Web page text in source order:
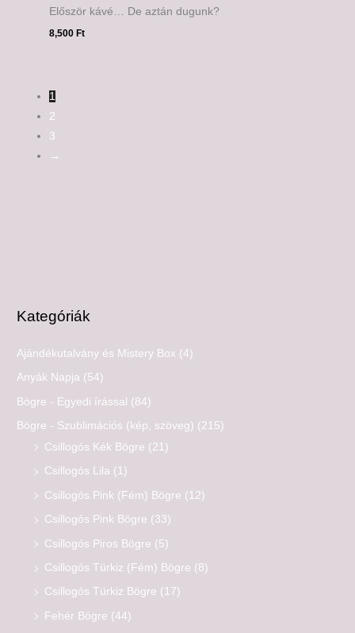
Kategóriák
Ajándékutalvány és Mistery Box (4)
Anyák Napja (54)
Bögre - Egyedi írással (84)
Bögre - Szublimációs (kép, szöveg) (215)
Csillogós Kék Bögre (21)
Csillogós Lila (1)
Csillogós Pink (Fém) Bögre (12)
Csillogós Pink Bögre (33)
Csillogós Piros Bögre (5)
Csillogós Türkiz (Fém) Bögre (8)
Csillogós Türkiz Bögre (17)
Fehér Bögre (44)
Először kávé… De aztán dugunk?
8,500 Ft
1
2
3
→